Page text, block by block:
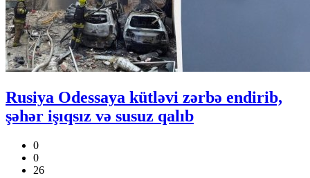
Rusiya Odessaya kütləvi zərbə endirib,
şəhər işıqsız və susuz qalıb
0
0
26